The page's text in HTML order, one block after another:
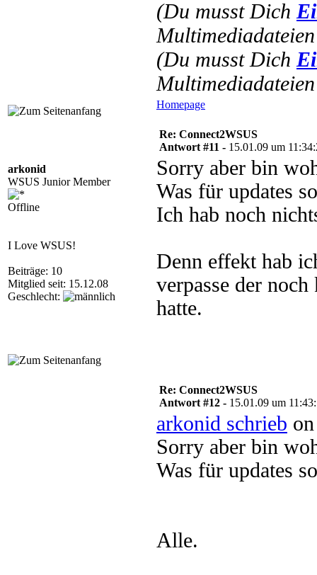
(Du musst Dich
(Du musst Dich
Homepage
arkonid
WSUS Junior Member
Offline
I Love WSUS!
Beiträge: 10
Mitglied seit: 15.12.08
Geschlecht:
Re: Connect2WSUS
Antwort #11 - 15.01.09 um
Sorry aber bin
Was für updates
Ich hab noch
Denn effekt hab
verpasse der
hatte.
Re: Connect2WSUS
Antwort #12 - 15.01.09 um
arkonid schrieb
Sorry aber bin
Was für updates
Alle.